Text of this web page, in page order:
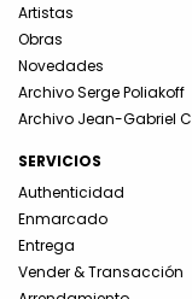
Artistas
Obras
Novedades
Archivo Serge Poliakoff
Archivo Jean-Gabriel
SERVICIOS
Authenticidad
Enmarcado
Entrega
Vender & Transacción